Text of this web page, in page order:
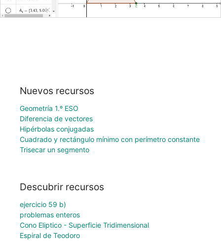
Nuevos recursos
Geometría 1.º ESO
Diferencia de vectores
Hipérbolas conjugadas
Cuadrado y rectángulo mínimo con perímetro constante
Trisecar un segmento
Descubrir recursos
ejercicio 59 b)
problemas enteros
Cono Eliptico - Superficie Tridimensional
Espiral de Teodoro